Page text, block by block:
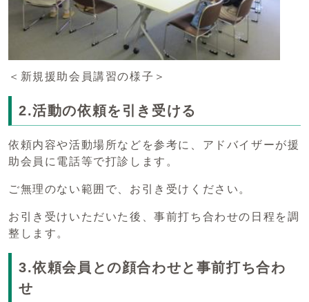
＜新規援助会員講習の様子＞
2.活動の依頼を引き受ける
依頼内容や活動場所などを参考に、アドバイザーが援
助会員に電話等で打診します。
ご無理のない範囲で、お引き受けください。
お引き受けいただいた後、事前打ち合わせの日程を調
整します。
3.依頼会員との顔合わせと事前打ち合わ
せ